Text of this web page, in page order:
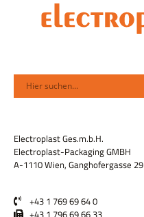
Electroplast Ges.m.b.H.
Electroplast-Packaging GMBH
A-1110 Wien, Ganghofergasse 29
+43 1 769 69 64 0
+43 1 796 69 66 33